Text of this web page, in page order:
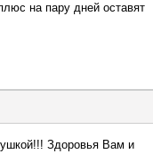
на пару дней оставят
Здоровья Вам и